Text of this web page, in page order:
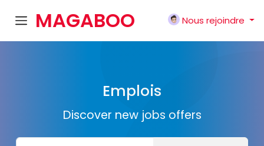
MAGABOO
Nous rejoindre
Emplois
Discover new jobs offers